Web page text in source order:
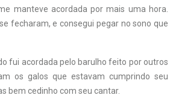
manteve acordada por mais uma hora.
fecharam, e consegui pegar no sono que
fui acordada pelo barulho feito por outros
os galos que estavam cumprindo seu
bem cedinho com seu cantar.